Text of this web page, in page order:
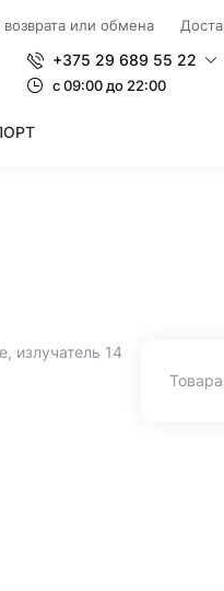
возврата или обмена
+375 29 689 55 22
c 09:00 до 22:00
излучатель 14